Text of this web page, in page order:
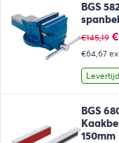
BGS
€145,19 €
€64,67
BGS
150mm